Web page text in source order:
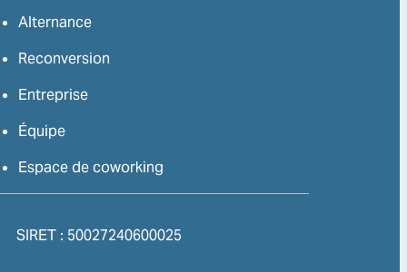
Alternance
Reconversion
Entreprise
Équipe
Espace de coworking
SIRET : 50027240600025